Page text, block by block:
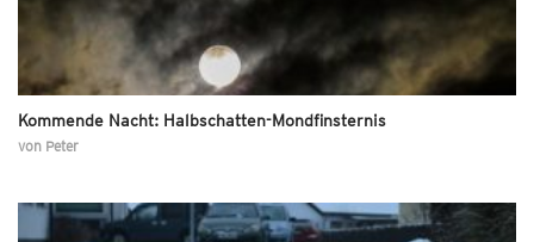
Kommende Nacht: Halbschatten-Mondfinsternis
von Peter